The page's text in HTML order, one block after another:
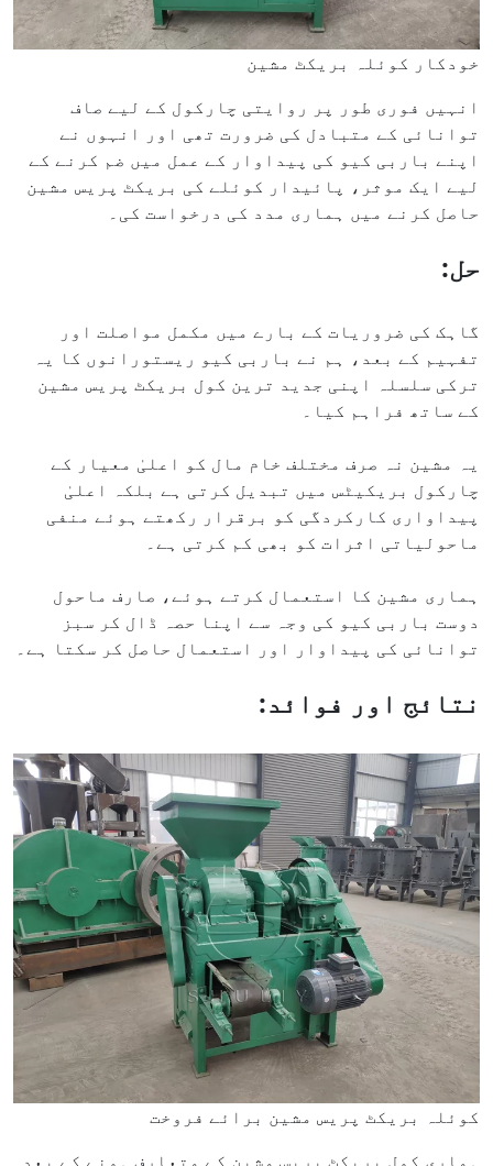
خودکار کوئلہ بریکٹ مشین
انہیں فوری طور پر روایتی چارکول کے لیے صاف
توانائی کے متبادل کی ضرورت تھی اور انہوں نے
اپنے باربی کیو کی پیداوار کے عمل میں ضم کرنے کے
لیے ایک موثر، پائیدار کوئلے کی بریکٹ پریس مشین
حاصل کرنے میں ہماری مدد کی درخواست کی۔
حل:
گاہک کی ضروریات کے بارے میں مکمل مواصلت اور
تفہیم کے بعد، ہم نے باربی کیو ریستورانوں کا یہ
ترکی سلسلہ اپنی جدید ترین کول بریکٹ پریس مشین
کے ساتھ فراہم کیا۔
یہ مشین نہ صرف مختلف خام مال کو اعلیٰ معیار کے
چارکول بریکیٹس میں تبدیل کرتی ہے بلکہ اعلیٰ
پیداواری کارکردگی کو برقرار رکھتے ہوئے منفی
ماحولیاتی اثرات کو بھی کم کرتی ہے۔
ہماری مشین کا استعمال کرتے ہوئے، صارف ماحول
دوست باربی کیو کی وجہ سے اپنا حصہ ڈال کر سبز
توانائی کی پیداوار اور استعمال حاصل کر سکتا ہے۔
نتائج اور فوائد:
کوئلہ بریکٹ پریس مشین برائے فروخت
ہماری کول بریکٹ پریس مشین کے متعارف ہونے کے بعد